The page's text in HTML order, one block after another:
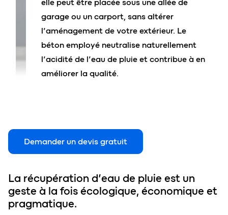
elle peut être placée sous une allée de
garage ou un carport, sans altérer
l’aménagement de votre extérieur. Le
béton employé neutralise naturellement
l’acidité de l’eau de pluie et contribue à en
améliorer la qualité.
Demander un devis gratuit
La récupération d’eau de pluie est un
geste à la fois écologique, économique et
pragmatique.